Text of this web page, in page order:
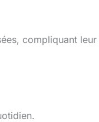
compliquant